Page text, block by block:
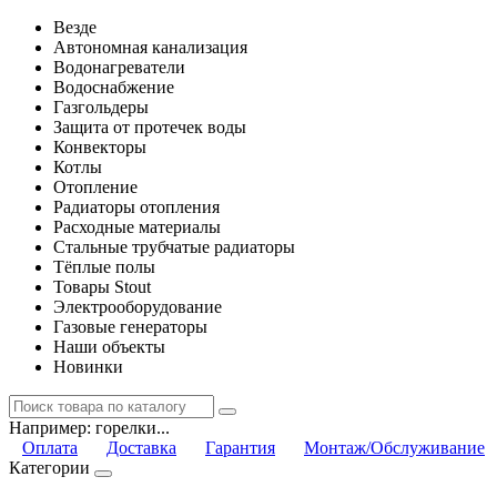
Везде
Автономная канализация
Водонагреватели
Водоснабжение
Газгольдеры
Защита от протечек воды
Конвекторы
Котлы
Отопление
Радиаторы отопления
Расходные материалы
Стальные трубчатые радиаторы
Тёплые полы
Товары Stout
Электрооборудование
Газовые генераторы
Наши объекты
Новинки
Например: горелки...
Оплата
Доставка Гарантия
Монтаж/Обслуживание
Категории